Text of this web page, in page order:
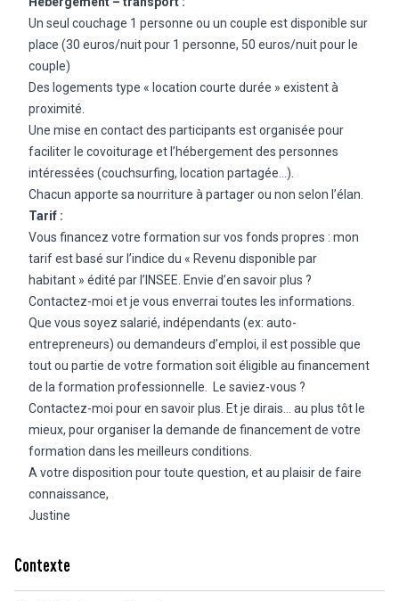
Contexte
Un seul couchage 1 personne ou un couple est disponible sur
place (30 euros/nuit pour 1 personne, 50 euros/nuit pour le
couple)
Des logements type « location courte durée » existent à
proximité.
Une mise en contact des participants est organisée pour
faciliter le covoiturage et l’hébergement des personnes
intéressées (couchsurfing, location partagée…).
Chacun apporte sa nourriture à partager ou non selon l’élan.
Tarif :
Vous financez votre formation sur vos fonds propres : mon
tarif est basé sur l’indice du « Revenu disponible par
habitant » édité par l’INSEE. Envie d’en savoir plus ?
Contactez-moi et je vous enverrai toutes les informations.
Que vous soyez salarié, indépendants (ex: auto-
entrepreneurs) ou demandeurs d’emploi, il est possible que
tout ou partie de votre formation soit éligible au financement
de la formation professionnelle. Le saviez-vous ?
Contactez-moi pour en savoir plus. Et je dirais… au plus tôt le
mieux, pour organiser la demande de financement de votre
formation dans les meilleurs conditions.
A votre disposition pour toute question, et au plaisir de faire
connaissance,
Justine